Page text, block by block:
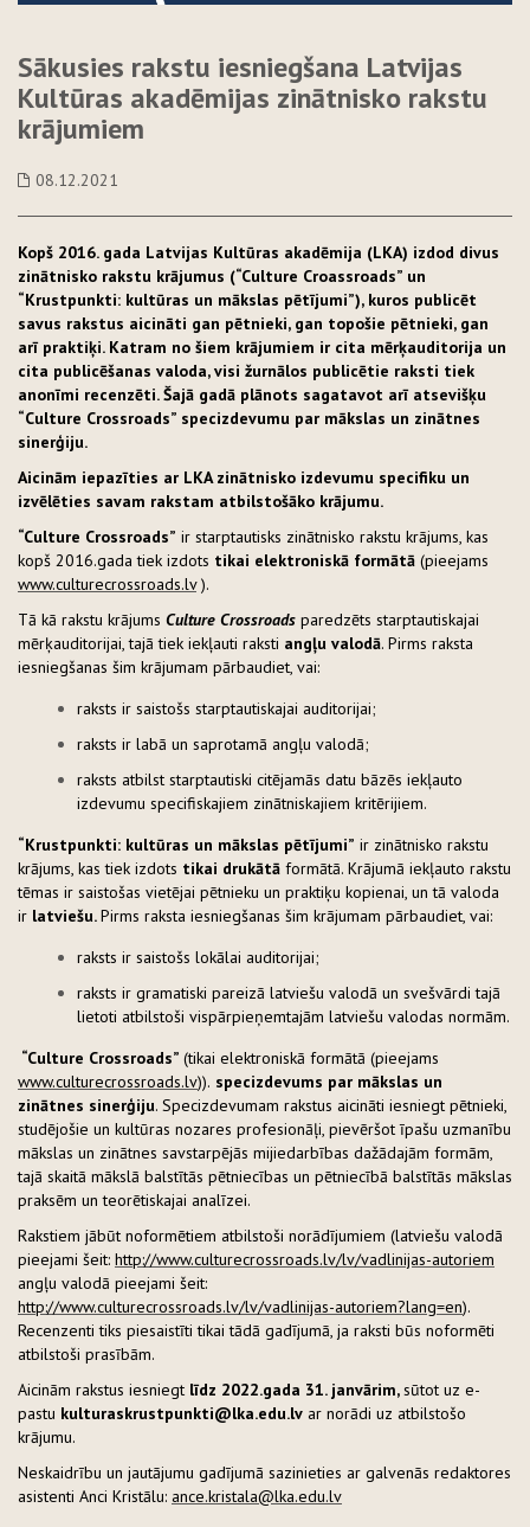
Sākusies rakstu iesniegšana Latvijas
Kultūras akadēmijas zinātnisko rakstu
krājumiem
08.12.2021
Kopš 2016. gada Latvijas Kultūras akadēmija (LKA) izdod divus
zinātnisko rakstu krājumus (“Culture Croassroads” un
“Krustpunkti: kultūras un mākslas pētījumi”), kuros publicēt
savus rakstus aicināti gan pētnieki, gan topošie pētnieki, gan
arī praktiķi. Katram no šiem krājumiem ir cita mērķauditorija un
cita publicēšanas valoda, visi žurnālos publicētie raksti tiek
anonīmi recenzēti. Šajā gadā plānots sagatavot arī atsevišķu
“Culture Crossroads” specizdevumu par mākslas un zinātnes
sinerģiju.
Aicinām iepazīties ar LKA zinātnisko izdevumu specifiku un
izvēlēties savam rakstam atbilstošāko krājumu.
“Culture Crossroads” ir starptautisks zinātnisko rakstu krājums, kas
kopš 2016.gada tiek izdots tikai elektroniskā formātā (pieejams
www.culturecrossroads.lv).
Tā kā rakstu krājums Culture Crossroads paredzēts starptautiskajai
mērķauditorijai, tajā tiek iekļauti raksti angļu valodā. Pirms raksta
iesniegšanas šim krājumam pārbaudiet, vai:
raksts ir saistošs starptautiskajai auditorijai;
raksts ir labā un saprotamā angļu valodā;
raksts atbilst starptautiski citējamās datu bāzēs iekļauto
izdevumu specifiskajiem zinātniskajiem kritērijiem.
“Krustpunkti: kultūras un mākslas pētījumi” ir zinātnisko rakstu
krājums, kas tiek izdots tikai drukātā formātā. Krājumā iekļauto rakstu
tēmas ir saistošas vietējai pētnieku un praktiķu kopienai, un tā valoda
ir latviešu.Pirms raksta iesniegšanas šim krājumam pārbaudiet, vai:
raksts ir saistošs lokālai auditorijai;
raksts ir gramatiski pareizā latviešu valodā un svešvārdi tajā
lietoti atbilstoši vispārpieņemtajām latviešu valodas normām.
“Culture Crossroads” (tikai elektroniskā formātā (pieejams
www.culturecrossroads.lv)). specizdevums par mākslas un
zinātnes sinerģiju. Specizdevumam rakstus aicināti iesniegt pētnieki,
studējošie un kultūras nozares profesionāļi, pievēršot īpašu uzmanību
mākslas un zinātnes savstarpējās mijiedarbības dažādajām formām,
tajā skaitā mākslā balstītās pētniecības un pētniecībā balstītās mākslas
praksēm un teorētiskajai analīzei.
Rakstiem jābūt noformētiem atbilstoši norādījumiem (latviešu valodā
pieejami šeit: http://www.culturecrossroads.lv/lv/vadlinijas-autoriem
angļu valodā pieejami šeit:
http://www.culturecrossroads.lv/lv/vadlinijas-autoriem?lang=en).
Recenzenti tiks piesaistīti tikai tādā gadījumā, ja raksti būs noformēti
atbilstoši prasībām.
Aicinām rakstus iesniegt līdz 2022.gada 31. janvārim,sūtot uz e-
pastu kulturaskrustpunkti@lka.edu.lv ar norādi uz atbilstošo
krājumu.
Neskaidrību un jautājumu gadījumā sazinieties ar galvenās redaktores
asistenti Anci Kristālu: ance.kristala@lka.edu.lv